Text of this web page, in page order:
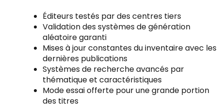
Éditeurs testés par des centres tiers
Validation des systèmes de génération
aléatoire garanti
Mises à jour constantes du inventaire avec les
dernières publications
Systèmes de recherche avancés par
thématique et caractéristiques
Mode essai offerte pour une grande portion
des titres